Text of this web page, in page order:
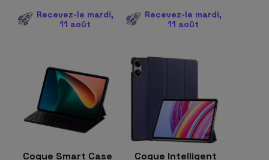
Recevez-le mardi,
11 août
Recevez-le mardi,
11 août
Coque Smart Case Coque Intelligent